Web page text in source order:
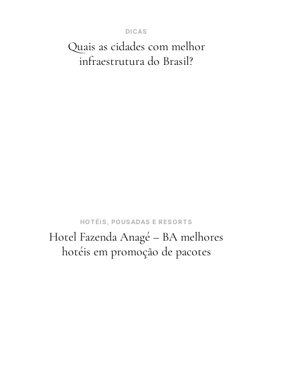
DICAS
Quais as cidades com melhor
infraestrutura do Brasil?
HOTÉIS, POUSADAS E RESORTS
Hotel Fazenda Anagé – BA melhores
hotéis em promoção de pacotes